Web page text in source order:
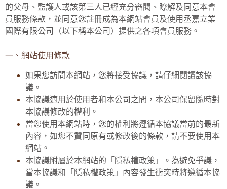
的父母、監護人或該第三人已經充分審閱、瞭解及同意本會
員服務條款，並同意您註冊成為本網站會員及使用丞嘉立業
國際有限公司（以下稱本公司）提供之各項會員服務。
一、網站使用條款
如果您訪問本網站，您將接受協議，請仔細閱讀該協
議。
本協議適用於使用者和本公司之間，本公司保留隨時對
本協議修改的權利。
當您使用本網站時，您的權利將遵循本協議當前的最新
內容，如您不贊同原有或修改後的條款，請不要使用本
網站。
本協議附屬於本網站的「隱私權政策」。為避免爭議，
當本協議和「隱私權政策」內容發生衝突時將遵循本協
議。